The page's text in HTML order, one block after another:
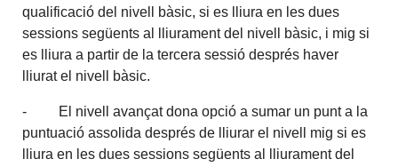
qualificació del nivell bàsic, si es lliura en les dues
sessions següents al lliurament del nivell bàsic, i mig si
es lliura a partir de la tercera sessió després haver
lliurat el nivell bàsic.
- El nivell avançat dona opció a sumar un punt a la
puntuació assolida després de lliurar el nivell mig si es
lliura en les dues sessions següents al lliurament del